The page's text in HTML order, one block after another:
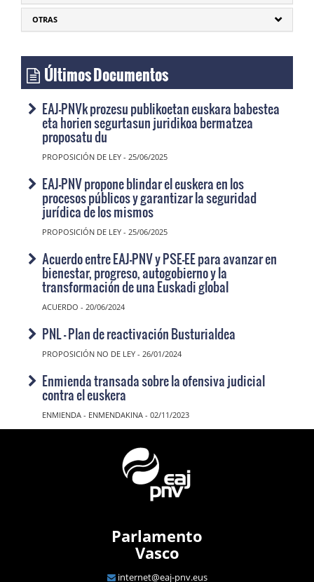
OTRAS
Últimos Documentos
EAJ-PNVk prozesu publikoetan euskara babestea
eta horien segurtasun juridikoa bermatzea
proposatu du
PROPOSICIÓN DE LEY - 25/06/2025
EAJ-PNV propone blindar el euskera en los
procesos públicos y garantizar la seguridad
jurídica de los mismos
PROPOSICIÓN DE LEY - 25/06/2025
Acuerdo entre EAJ-PNV y PSE-EE para avanzar en
bienestar, progreso, autogobierno y la
transformación de una Euskadi global
ACUERDO - 20/06/2024
PNL - Plan de reactivación Busturialdea
PROPOSICIÓN NO DE LEY - 26/01/2024
Enmienda transada sobre la ofensiva judicial
contra el euskera
ENMIENDA - ENMENDAKINA - 02/11/2023
Parlamento
Vasco
internet@eaj-pnv.eus